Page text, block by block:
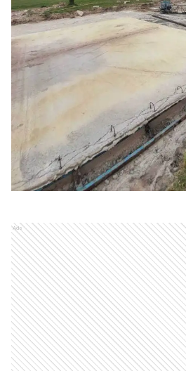
Ads